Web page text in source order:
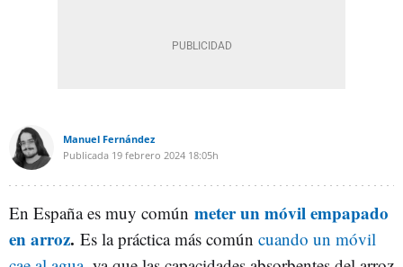
Manuel Fernández
Publicada 19 febrero 2024 18:05h
En España es muy común meter un móvil empapado
en arroz. Es la práctica más común cuando un móvil